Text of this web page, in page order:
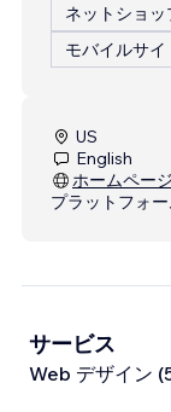
ネットショ
モバイルサイ
US
English
ホームページ
プラットフォー
サービス
Web デザイン